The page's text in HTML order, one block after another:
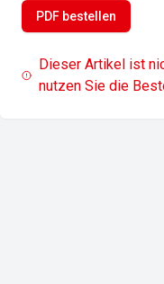
PDF bestellen
Dieser Artikel ist
nutzen Sie die